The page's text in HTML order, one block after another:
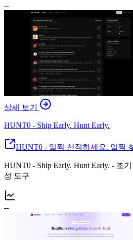
--
상세 보기
HUNT0 - Ship Early. Hunt Early.
HUNT0 - 일찍 선적하세요. 일찍
HUNT0 - Ship Early. Hunt Early. - 조
성 도구
--